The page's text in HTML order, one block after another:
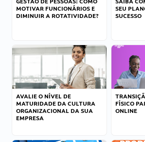
MOTIVAR FUNCIONÁRIOS E
DIMINUIR A ROTATIVIDADE?
SEU
SUCESSO
AVALIE O NÍVEL DE
MATURIDADE DA CULTURA
ORGANIZACIONAL DA SUA
EMPRESA
FÍSICO
ONLINE